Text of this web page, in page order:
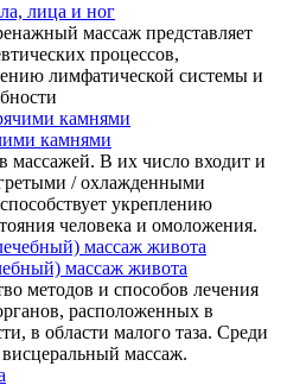
лица и ног
массаж представляет
процессов,
лимфатической системы и
камнями
массажей. В их число входит и
/ охлажденными
укреплению
человека и омоложения.
массаж живота
методов и способов лечения
расположенных в
в области малого таза. Среди
массаж.